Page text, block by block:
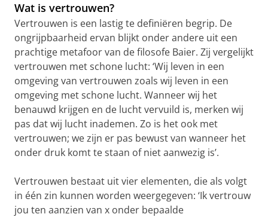
Wat is vertrouwen?
Vertrouwen is een lastig te definiëren begrip. De
ongrijpbaarheid ervan blijkt onder andere uit een
prachtige metafoor van de filosofe Baier. Zij vergelijkt
vertrouwen met schone lucht: ‘Wij leven in een
omgeving van vertrouwen zoals wij leven in een
omgeving met schone lucht. Wanneer wij het
benauwd krijgen en de lucht vervuild is, merken wij
pas dat wij lucht inademen. Zo is het ook met
vertrouwen; we zijn er pas bewust van wanneer het
onder druk komt te staan of niet aanwezig is’.
Vertrouwen bestaat uit vier elementen, die als volgt
in één zin kunnen worden weergegeven: ‘Ik vertrouw
jou ten aanzien van x onder bepaalde